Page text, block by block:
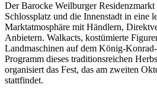
Der Barocke Weilburger Residenzmarkt
Schlossplatz und die Innenstadt in eine
Marktatmosphäre mit Händlern,
Anbietern. Walkacts, kostümierte
Landmaschinen auf dem König-
Programm dieses traditionsreichen
organisiert das Fest, das am zweiten
stattfindet.